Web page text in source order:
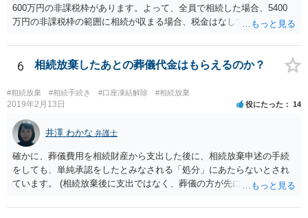
600万円の非課税枠があります。よって、全員で相続した場合、5400
万円の非課税枠の範囲に相続が収まる場合、税金はなしです。 一人が
範囲となります。 一般的には、全員で相続する方が税金はお得です。
また、全員で相続しても、話し合いの結果、親がすべて相続と決める
こともできます。この場合でも相続の非課税枠は、全員で相続した540
0万円分使えます。 父が亡くなり、母が全部相続すると、母から三人
で相続する際は、4800万円が非課税枠となります。 そうすると、母が
亡くなってから相続すると、両親のどちらかが亡くなってから相続す
るより非課税の枠が減少します。 計画的に相続をするのがおすすめと
いうことになります。これ以外にも気をつける点はあるかもしれませ
んので、一度相談して想定するのがおすすめと思います。
6 相続放棄したあとの葬儀代金はもらえるのか？
#相続放棄 #相続手続き #口座凍結解除 #相続放棄
2019年2月13日 役にたった 14
井澤 わかな 弁護士
確かに、葬儀費用を相続財産から支出した後に、相続放棄申述の手続
をしても、単純承認をしたとみなされる「処分」にあたらないとされ
ています。 (相続放棄後に支出ではなく、葬儀の方が先に来るのが通常
述の手続ということだと思いますが) ただ、葬儀費用ならいくらでもよ